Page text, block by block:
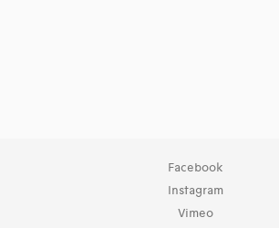
Facebook
Instagram
Vimeo